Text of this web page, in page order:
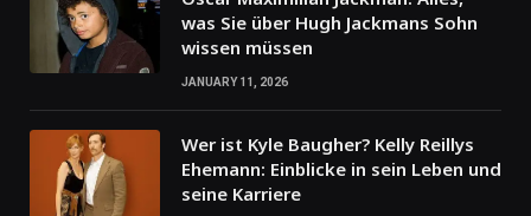
was Sie über Hugh Jackmans Sohn
wissen müssen
JANUARY 11, 2026
Wer ist Kyle Baugher? Kelly Reillys
Ehemann: Einblicke in sein Leben und
seine Karriere